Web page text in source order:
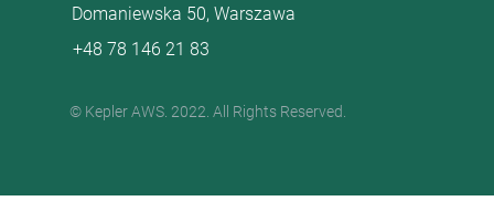
Domaniewska 50, Warszawa
+48 78 146 21 83
© Kepler AWS. 2022. All Rights Reserved.